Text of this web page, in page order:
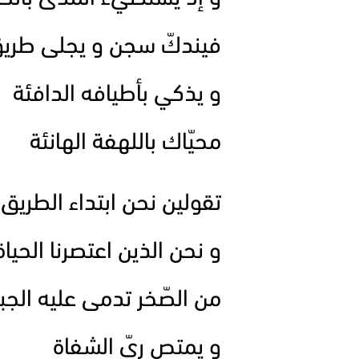
فيندكّ سجن و يجلى
و يذكي بأطيافه الدافئة
محيّاك باللهفة الهانئة
تقولين نحن ابتداء الطريق
و نحن الذين اعتصرنا
من الصّخر تدمى عليه
و يمتص ريّ الشفاة